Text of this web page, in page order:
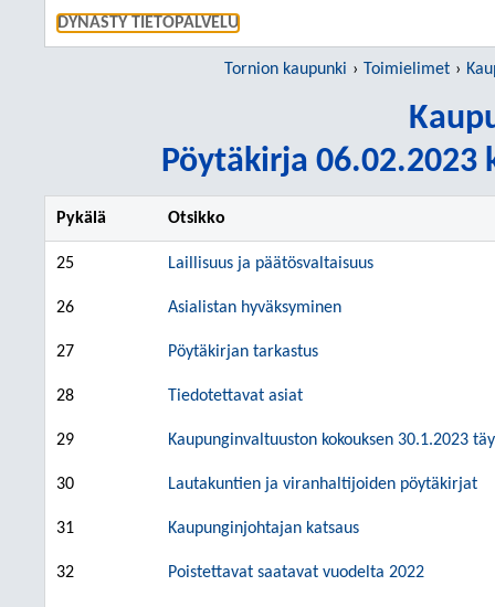
DYNASTY TIETOPALVELU
Tornion kaupunki Toimielimet
Pöytäkirja 06.02.2023
Pykälä Otsikko
25 Laillisuus ja päätösvaltaisuus
26 Asialistan hyväksyminen
27 Pöytäkirjan tarkastus
28 Tiedotettavat asiat
29 Kaupunginvaltuuston kokouksen 30.1.2023
30 Lautakuntien ja viranhaltijoiden pöytäkirjat
31 Kaupunginjohtajan katsaus
32 Poistettavat saatavat vuodelta 2022